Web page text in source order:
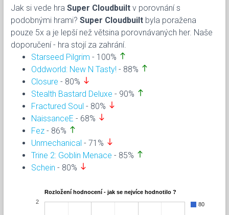
Jak si vede hra Super Cloudbuilt v porovnání s
podobnými hrami? Super Cloudbuilt byla poražena
pouze 5x a je lepší než větsina porovnávaných her. Naše
doporučení - hra stojí za zahrání.
Starseed Pilgrim - 100% north
Oddworld: New N Tasty! - 88% north
Closure - 80% south
Stealth Bastard Deluxe - 90% north
Fractured Soul - 80% south
NaissanceE - 68% south
Fez - 86% north
Unmechanical - 71% south
Trine 2: Goblin Menace - 85% north
Schein - 80% south
Rozložení hodnocení - jak se nejvíce hodnotilo ?
80
2